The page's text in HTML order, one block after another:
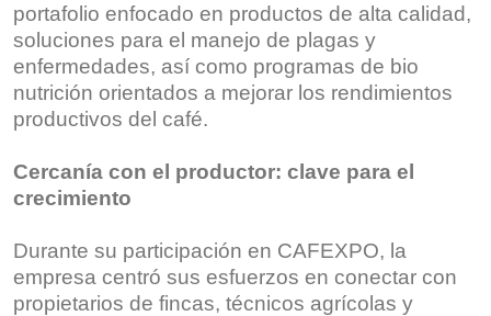
portafolio enfocado en productos de alta calidad,
soluciones para el manejo de plagas y
enfermedades, así como programas de bio
nutrición orientados a mejorar los rendimientos
productivos del café.
Cercanía con el productor: clave para el
crecimiento
Durante su participación en CAFEXPO, la
empresa centró sus esfuerzos en conectar con
propietarios de fincas, técnicos agrícolas y